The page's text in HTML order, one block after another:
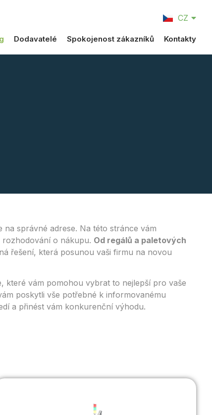
CZ
DE
Dodavatelé Spokojenost zákazníků Kontakty
správné adrese. Na této stránce vám
o nákupu. Od regálů a paletových
řešení, která posunou vaši firmu na novou
které vám pomohou vybrat to nejlepší pro vaše
poskytli vše potřebné k informovanému
a přinést vám konkurenční výhodu.